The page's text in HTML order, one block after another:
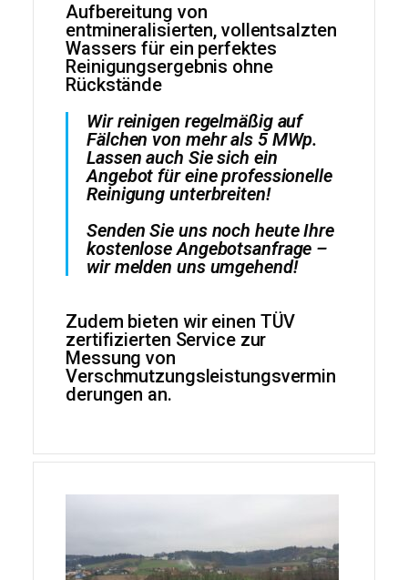
Aufbereitung von
entmineralisierten, vollentsalzten
Wassers für ein perfektes
Reinigungsergebnis ohne
Rückstände
Wir reinigen regelmäßig auf
Fälchen von mehr als 5 MWp.
Lassen auch Sie sich ein
Angebot für eine professionelle
Reinigung unterbreiten!
Senden Sie uns noch heute Ihre
kostenlose Angebotsanfrage –
wir melden uns umgehend!
Zudem bieten wir einen TÜV
zertifizierten Service zur
Messung von
Verschmutzungsleistungsvermin
derungen an.